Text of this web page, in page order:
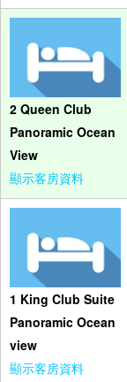
2 Queen Club
Panoramic Ocean
View
顯示客房資料
1 King Club Suite
Panoramic Ocean
view
顯示客房資料